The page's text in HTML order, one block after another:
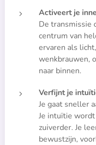
Activeert je
De transmissie
centrum van
ervaren als
wenkbrauwen,
naar binnen.
Verfijnt je
Je gaat sneller
Je intuïtie
zuiverder. Je
bewustzijn,